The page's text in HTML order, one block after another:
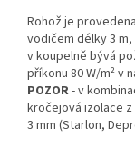
Rohož je
vodičem délky 3
v koupelně bývá
příkonu 80 W/m² v
POZOR- v
kročejová izolace
3 mm (Starlon,